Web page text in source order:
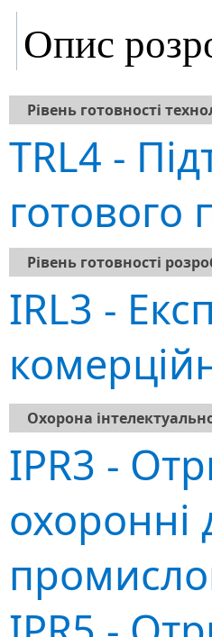
Опис
Рівень готовності
TRL4 -
готового
Рівень готовності
IRL3 -
Охорона
IPR3 -
охоронні